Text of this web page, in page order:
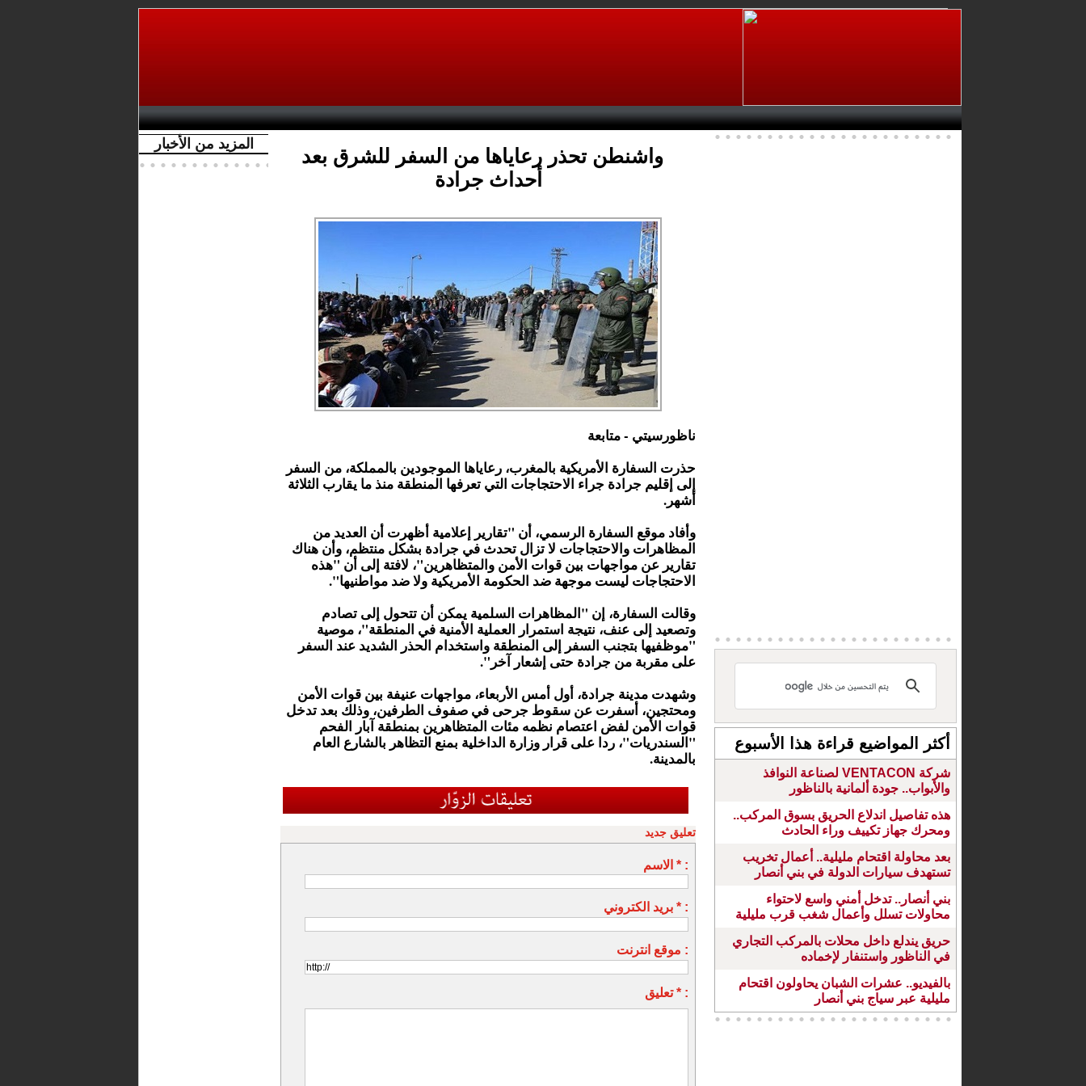
المزيد من الأخبار
واشنطن تحذر رعاياها من السفر للشرق بعد
أحداث جرادة
ناظورسيتي - متابعة
حذرت السفارة الأمريكية بالمغرب، رعاياها الموجودين بالمملكة، من السفر
إلى إقليم جرادة جراء الاحتجاجات التي تعرفها المنطقة منذ ما يقارب الثلاثة
أشهر.
وأفاد موقع السفارة الرسمي، أن "تقارير إعلامية أظهرت أن العديد من
المظاهرات والاحتجاجات لا تزال تحدث في جرادة بشكل منتظم، وأن هناك
تقارير عن مواجهات بين قوات الأمن والمتظاهرين"، لافتة إلى أن "هذه
الاحتجاجات ليست موجهة ضد الحكومة الأمريكية ولا ضد مواطنيها".
وقالت السفارة، إن "المظاهرات السلمية يمكن أن تتحول إلى تصادم
وتصعيد إلى عنف، نتيجة استمرار العملية الأمنية في المنطقة"، موصية
"موظفيها بتجنب السفر إلى المنطقة واستخدام الحذر الشديد عند السفر
على مقربة من جرادة حتى إشعار آخر".
وشهدت مدينة جرادة، أول أمس الأربعاء، مواجهات عنيفة بين قوات الأمن
ومحتجين، أسفرت عن سقوط جرحى في صفوف الطرفين، وذلك بعد تدخل
قوات الأمن لفض اعتصام نظمه مئات المتظاهرين بمنطقة آبار الفحم
"السندريات"، ردا على قرار وزارة الداخلية بمنع التظاهر بالشارع العام
بالمدينة.
تعليق جديد
الاسم * :
بريد الكتروني * :
موقع انترنت :
تعليق * :
أكثر المواضيع قراءة هذا الأسبوع
شركة VENTACON لصناعة النوافذ
والأبواب.. جودة ألمانية بالناظور
هذه تفاصيل اندلاع الحريق بسوق المركب..
ومحرك جهاز تكييف وراء الحادث
بعد محاولة اقتحام مليلية.. أعمال تخريب
تستهدف سيارات الدولة في بني أنصار
بني أنصار.. تدخل أمني واسع لاحتواء
محاولات تسلل وأعمال شغب قرب مليلية
حريق يندلع داخل محلات بالمركب التجاري
في الناظور واستنفار لإخماده
بالفيديو.. عشرات الشبان يحاولون اقتحام
مليلية عبر سياج بني أنصار